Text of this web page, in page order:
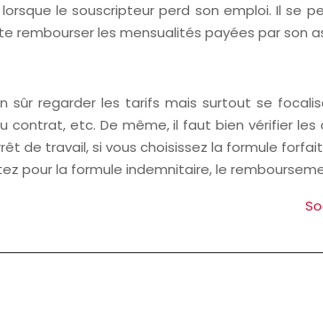
le souscripteur perd son emploi. Il se
rembourser les mensualités payées par son
regarder les tarifs mais surtout se
contrat, etc. De même, il faut bien vérifier
de travail, si vous choisissez la formule
pour la formule indemnitaire, le